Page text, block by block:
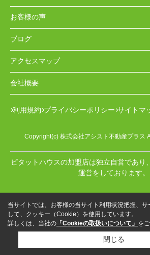
お客様の声
ブログ
アクセスマップ
会社概要
利用規約 プライバシーポリシー サイトマ
Copyright(c) 株式会社アシスト不動産プラス
ピタットハウスの加盟店は独立自営であり
運営をしております。
当サイトでは、お客様の当サイト利用状況把握、サ
して、クッキー（Cookie）を使用しています。
詳しくは、当社の 「Cookieの取扱いについて」 を
閉じる